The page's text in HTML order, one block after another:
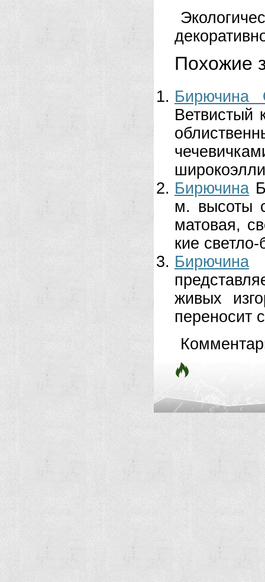
Похожие
Бирючина
Ветвистый
Бирючина
м. высоты
матовая,
кие
Бирючина
живых
переносит